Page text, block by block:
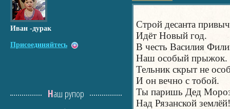
Строй десанта
Идёт Новый год.
В честь Василия
Наш особый прыжок.
Тельник скрыт не
И он вечно с тобой.
Ты паришь Дед
Над Рязанской землёй!
Иван -дурак
Присоединяйтесь
Наш рупор